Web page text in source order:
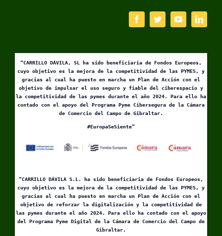
“CARRILLO DÁVILA, SL ha sido beneficiaria de Fondos Europeos,
cuyo objetivo es la mejora de la competitividad de las PYMES, y
gracias al cual ha puesto en marcha un Plan de Acción con el
objetivo de impulsar el uso seguro y fiable del ciberespacio y
la competitividad de las pymes durante el año 2024. Para ello ha
contado con el apoyo del Programa Pyme Cibersegura de la Cámara
de Comercio del Campo de Gibraltar.
#EuropaSeSiente”
“CARRILLO DÁVILA S.L. ha sido beneficiaria de Fondos Europeos,
cuyo objetivo es la mejora de la competitividad de las PYMES, y
gracias al cual ha puesto en marcha un Plan de Acción con el
objetivo de reforzar la digitalización y la competitividad de
las pymes durante el año 2024. Para ello ha contado con el apoyo
del Programa Pyme Digital de la Cámara de Comercio del Campo de
Gibraltar.